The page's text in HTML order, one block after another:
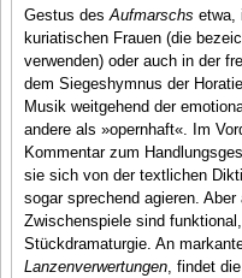
Gestus desAufmarschs etwa,
kuriatischen Frauen (die
verwenden) oder auch in der
dem Siegeshymnus der
Musik weitgehend der
andere als »opernhaft«. Im
Kommentar zum
sie sich von der textlichen
sogar sprechend agieren.
Zwischenspiele sind
Stückdramaturgie. An
Lanzenverwertungen, findet